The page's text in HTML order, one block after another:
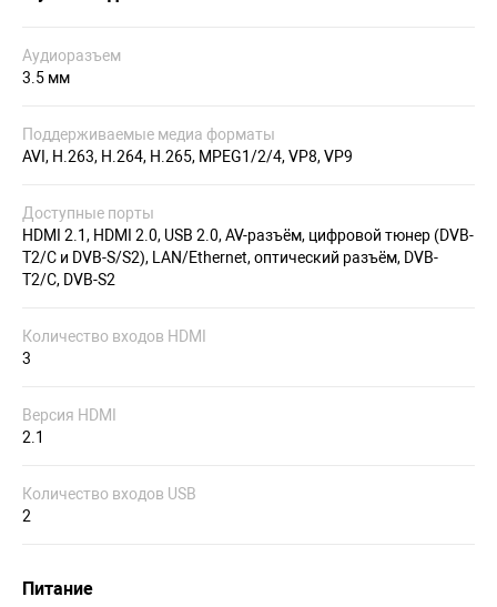
Аудиоразъем
3.5 мм
Поддерживаемые медиа форматы
AVI, H.263, H.264, H.265, MPEG1/2/4, VP8, VP9
Доступные порты
HDMI 2.1, HDMI 2.0, USB 2.0, AV-разъём, цифровой тюнер (DVB-
T2/C и DVB-S/S2), LAN/Ethernet, оптический разъём, DVB-
T2/C, DVB-S2
Количество входов HDMI
3
Версия HDMI
2.1
Количество входов USB
2
Питание